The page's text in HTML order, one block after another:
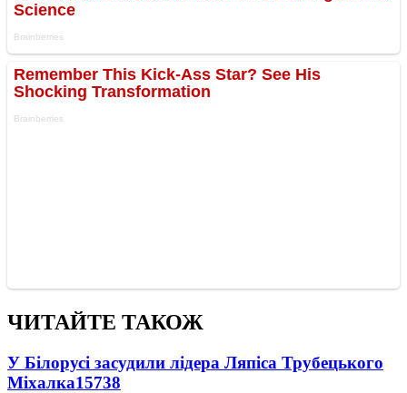
ЧИТАЙТЕ ТАКОЖ
У Білорусі засудили лідера Ляпіса Трубецького
Міхалка15738